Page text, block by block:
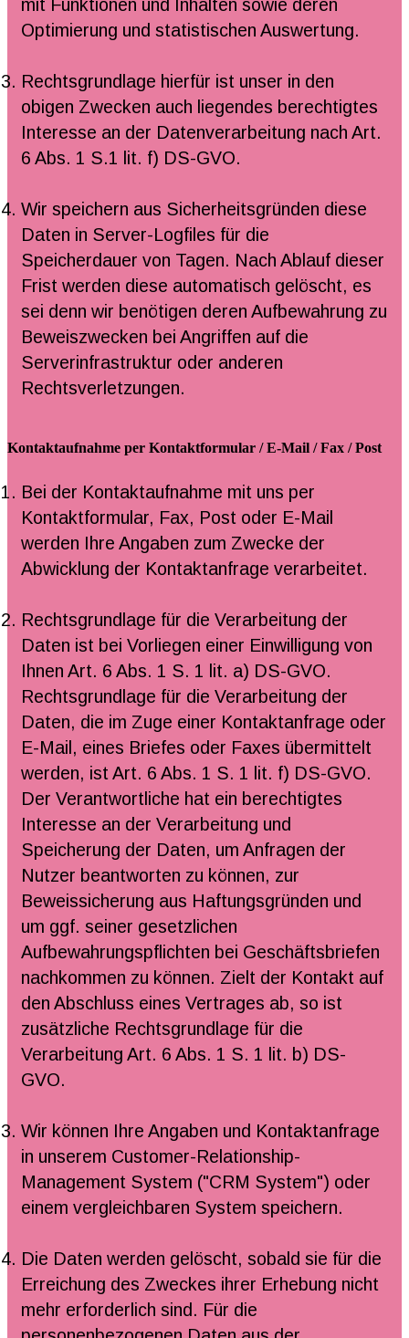
mit Funktionen und Inhalten sowie deren
Optimierung und statistischen Auswertung.
Rechtsgrundlage hierfür ist unser in den
obigen Zwecken auch liegendes berechtigtes
Interesse an der Datenverarbeitung nach Art.
6 Abs. 1 S.1 lit. f) DS-GVO.
Wir speichern aus Sicherheitsgründen diese
Daten in Server-Logfiles für die
Speicherdauer von Tagen. Nach Ablauf dieser
Frist werden diese automatisch gelöscht, es
sei denn wir benötigen deren Aufbewahrung zu
Beweiszwecken bei Angriffen auf die
Serverinfrastruktur oder anderen
Rechtsverletzungen.
Kontaktaufnahme per Kontaktformular / E-Mail / Fax / Post
Bei der Kontaktaufnahme mit uns per
Kontaktformular, Fax, Post oder E-Mail
werden Ihre Angaben zum Zwecke der
Abwicklung der Kontaktanfrage verarbeitet.
Rechtsgrundlage für die Verarbeitung der
Daten ist bei Vorliegen einer Einwilligung von
Ihnen Art. 6 Abs. 1 S. 1 lit. a) DS-GVO.
Rechtsgrundlage für die Verarbeitung der
Daten, die im Zuge einer Kontaktanfrage oder
E-Mail, eines Briefes oder Faxes übermittelt
werden, ist Art. 6 Abs. 1 S. 1 lit. f) DS-GVO.
Der Verantwortliche hat ein berechtigtes
Interesse an der Verarbeitung und
Speicherung der Daten, um Anfragen der
Nutzer beantworten zu können, zur
Beweissicherung aus Haftungsgründen und
um ggf. seiner gesetzlichen
Aufbewahrungspflichten bei Geschäftsbriefen
nachkommen zu können. Zielt der Kontakt auf
den Abschluss eines Vertrages ab, so ist
zusätzliche Rechtsgrundlage für die
Verarbeitung Art. 6 Abs. 1 S. 1 lit. b) DS-
GVO.
Wir können Ihre Angaben und Kontaktanfrage
in unserem Customer-Relationship-
Management System ("CRM System") oder
einem vergleichbaren System speichern.
Die Daten werden gelöscht, sobald sie für die
Erreichung des Zweckes ihrer Erhebung nicht
mehr erforderlich sind. Für die